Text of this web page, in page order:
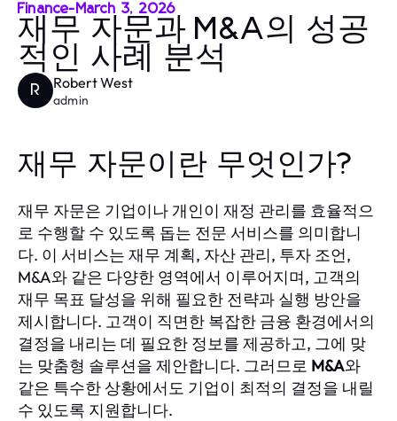
Finance- March 3, 2026
재무 자문과 M&A의 성공
적인 사례 분석
R Robert West
admin
재무 자문이란 무엇인가?
재무 자문은 기업이나 개인이 재정 관리를 효율적으
로 수행할 수 있도록 돕는 전문 서비스를 의미합니
다. 이 서비스는 재무 계획, 자산 관리, 투자 조언,
M&A와 같은 다양한 영역에서 이루어지며, 고객의
재무 목표 달성을 위해 필요한 전략과 실행 방안을
제시합니다. 고객이 직면한 복잡한 금융 환경에서의
결정을 내리는 데 필요한 정보를 제공하고, 그에 맞
는 맞춤형 솔루션을 제안합니다. 그러므로 M&A와
같은 특수한 상황에서도 기업이 최적의 결정을 내릴
수 있도록 지원합니다.